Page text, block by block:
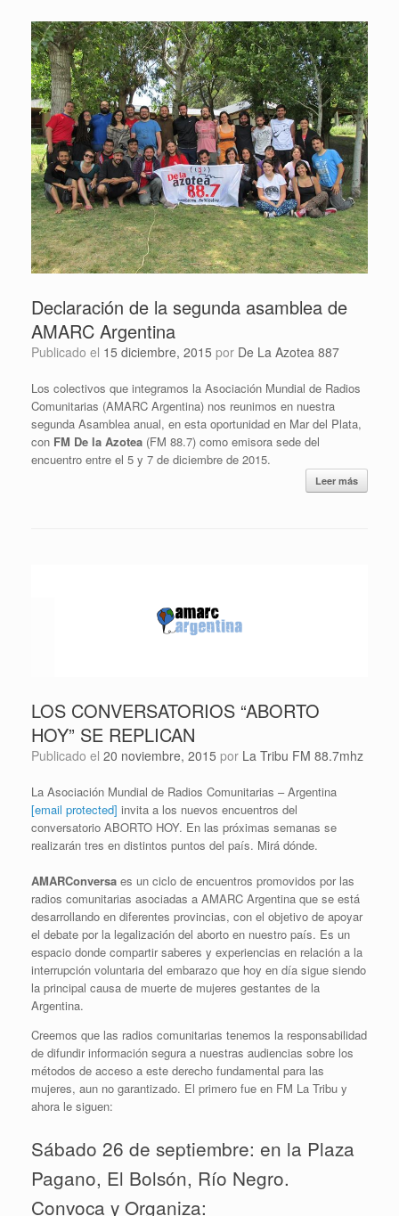
Declaración de la segunda asamblea de
AMARC Argentina
Publicado el 15 diciembre, 2015 por De La Azotea 887
Los colectivos que integramos la Asociación Mundial de Radios
Comunitarias (AMARC Argentina) nos reunimos en nuestra
segunda Asamblea anual, en esta oportunidad en Mar del Plata,
con FM De la Azotea (FM 88.7) como emisora sede del
encuentro entre el 5 y 7 de diciembre de 2015.
Leer más
LOS CONVERSATORIOS “ABORTO
HOY” SE REPLICAN
Publicado el 20 noviembre, 2015 por La Tribu FM 88.7mhz
La Asociación Mundial de Radios Comunitarias – Argentina
[email protected] invita a los nuevos encuentros del
conversatorio ABORTO HOY. En las próximas semanas se
realizarán tres en distintos puntos del país. Mirá dónde.
AMARConversa es un ciclo de encuentros promovidos por las
radios comunitarias asociadas a AMARC Argentina que se está
desarrollando en diferentes provincias, con el objetivo de apoyar
el debate por la legalización del aborto en nuestro país. Es un
espacio donde compartir saberes y experiencias en relación a la
interrupción voluntaria del embarazo que hoy en día sigue siendo
la principal causa de muerte de mujeres gestantes de la
Argentina.
Creemos que las radios comunitarias tenemos la responsabilidad
de difundir información segura a nuestras audiencias sobre los
métodos de acceso a este derecho fundamental para las
mujeres, aun no garantizado. El primero fue en FM La Tribu y
ahora le siguen:
Sábado 26 de septiembre: en la Plaza
Pagano, El Bolsón, Río Negro.
Convoca y Organiza: